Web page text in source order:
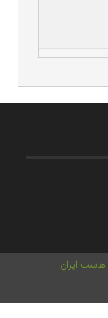
هاست ایران